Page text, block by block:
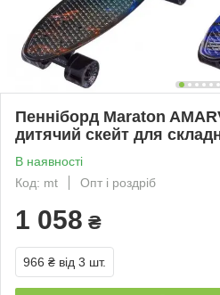
Пенніборд Maraton
дитячий скейт для
В наявності
Код: mt
Опт і роздріб
1 058 ₴
966 ₴ від 3 шт.